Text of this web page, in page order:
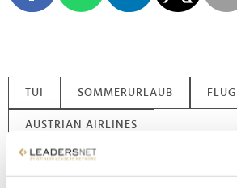
TUI SOMMERURLAUB
AUSTRIAN AIRLINES